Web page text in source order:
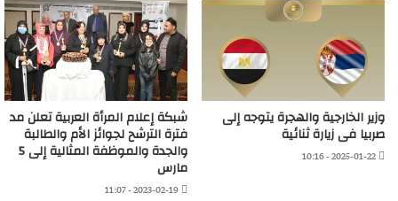
وزير الخارجية والهجرة يتوجه إلى
صربيا فى زيارة ثنائية
2025-01-22 - 10:16
شبكة إعلام المرأة العربية تعلن مد
فترة الترشح لجوائز الأم والطالبة
والجدة والموظفة المثالية إلى 5
مارس
2023-02-19 - 11:07